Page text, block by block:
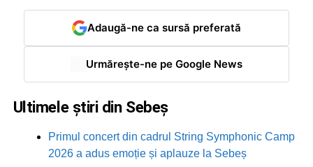
Adaugă-ne ca sursă preferată
Urmărește-ne pe Google News
Ultimele știri din Sebeș
Primul concert din cadrul String Symphonic Camp
2026 a adus emoție și aplauze la Sebeș